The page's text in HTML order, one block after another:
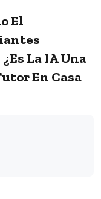
El
La IA Una
En Casa